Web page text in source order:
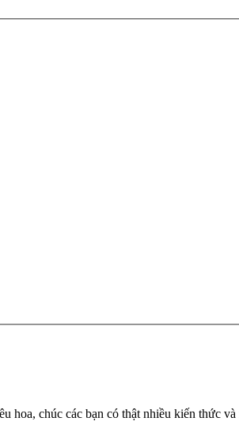
hoa, chúc các bạn có thật nhiều kiến thức